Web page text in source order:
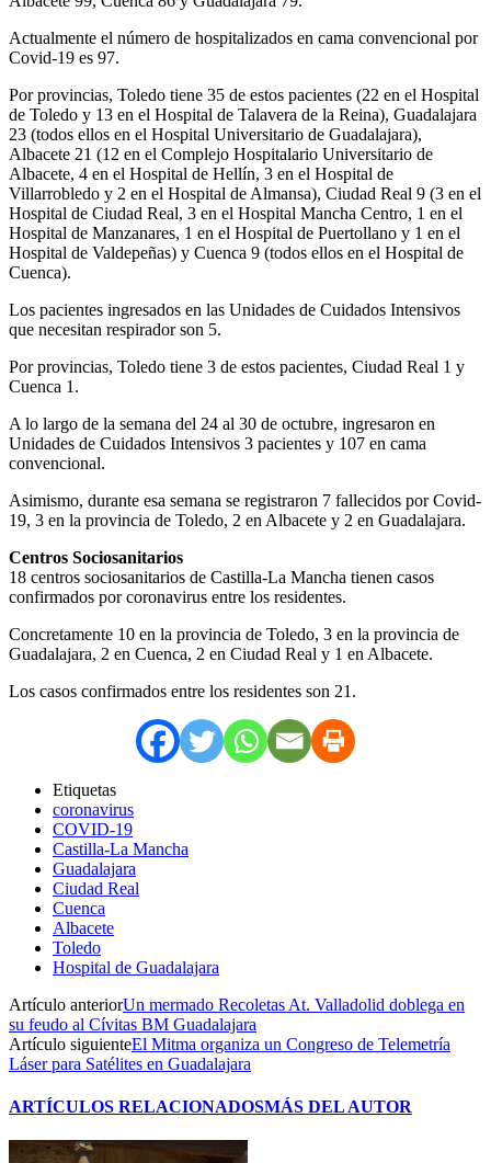
Actualmente el número de hospitalizados en cama convencional por
Covid-19 es 97.
Por provincias, Toledo tiene 35 de estos pacientes (22 en el Hospital
de Toledo y 13 en el Hospital de Talavera de la Reina), Guadalajara
23 (todos ellos en el Hospital Universitario de Guadalajara),
Albacete 21 (12 en el Complejo Hospitalario Universitario de
Albacete, 4 en el Hospital de Hellín, 3 en el Hospital de
Villarrobledo y 2 en el Hospital de Almansa), Ciudad Real 9 (3 en el
Hospital de Ciudad Real, 3 en el Hospital Mancha Centro, 1 en el
Hospital de Manzanares, 1 en el Hospital de Puertollano y 1 en el
Hospital de Valdepeñas) y Cuenca 9 (todos ellos en el Hospital de
Cuenca).
Los pacientes ingresados en las Unidades de Cuidados Intensivos
que necesitan respirador son 5.
Por provincias, Toledo tiene 3 de estos pacientes, Ciudad Real 1 y
Cuenca 1.
A lo largo de la semana del 24 al 30 de octubre, ingresaron en
Unidades de Cuidados Intensivos 3 pacientes y 107 en cama
convencional.
Asimismo, durante esa semana se registraron 7 fallecidos por Covid-
19, 3 en la provincia de Toledo, 2 en Albacete y 2 en Guadalajara.
Centros Sociosanitarios
18 centros sociosanitarios de Castilla-La Mancha tienen casos
confirmados por coronavirus entre los residentes.
Concretamente 10 en la provincia de Toledo, 3 en la provincia de
Guadalajara, 2 en Cuenca, 2 en Ciudad Real y 1 en Albacete.
Los casos confirmados entre los residentes son 21.
Etiquetas
coronavirus
COVID-19
Castilla-La Mancha
Guadalajara
Ciudad Real
Cuenca
Albacete
Toledo
Hospital de Guadalajara
Artículo anteriorUn mermado Recoletas At. Valladolid doblega en
su feudo al Cívitas BM Guadalajara
Artículo siguienteEl Mitma organiza un Congreso de Telemetría
Láser para Satélites en Guadalajara
ARTÍCULOS RELACIONADOSMÁS DEL AUTOR